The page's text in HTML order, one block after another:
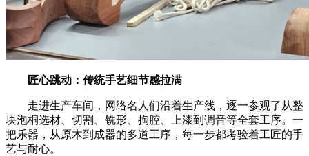
匠心跳动：传统手艺细节感拉满
走进生产车间，网络名人们沿着生产线，逐一参观了从整
块泡桐选材、切割、铣形、掏腔、上漆到调音等全套工序。一
把乐器，从原木到成器的多道工序，每一步都考验着工匠的手
艺与耐心。